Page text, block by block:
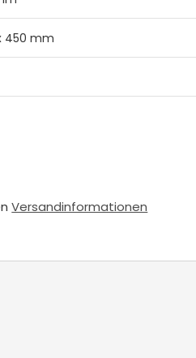
450 mm
Versandinformationen